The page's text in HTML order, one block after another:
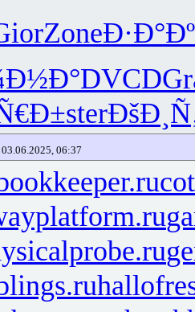
Zone
DVCD
ster
03.06.2025, 06:37